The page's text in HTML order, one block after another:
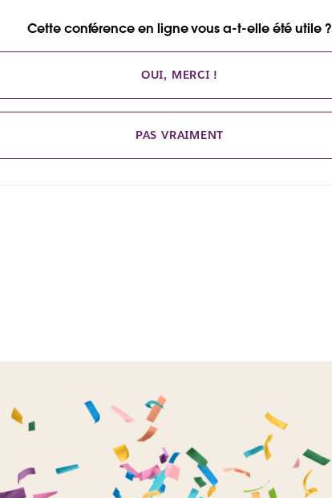
Cette conférence en ligne vous a-t-elle été utile ?
OUI, MERCI !
PAS VRAIMENT